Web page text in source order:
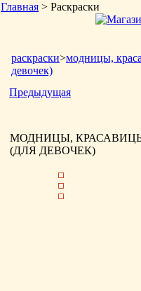
Главная > Раскраски
раскраски>модницы,
девочек)
Предыдущая
МОДНИЦЫ,
(ДЛЯ ДЕВОЧЕК)